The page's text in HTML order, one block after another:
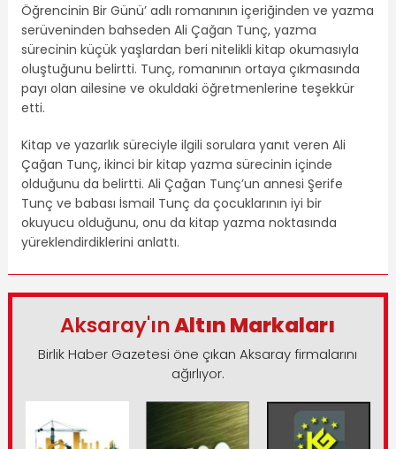
Öğrencinin Bir Günü’ adlı romanının içeriğinden ve yazma
serüveninden bahseden Ali Çağan Tunç, yazma
sürecinin küçük yaşlardan beri nitelikli kitap okumasıyla
oluştuğunu belirtti. Tunç, romanının ortaya çıkmasında
payı olan ailesine ve okuldaki öğretmenlerine teşekkür
etti.
Kitap ve yazarlık süreciyle ilgili sorulara yanıt veren Ali
Çağan Tunç, ikinci bir kitap yazma sürecinin içinde
olduğunu da belirtti. Ali Çağan Tunç’un annesi Şerife
Tunç ve babası İsmail Tunç da çocuklarının iyi bir
okuyucu olduğunu, onu da kitap yazma noktasında
yüreklendirdiklerini anlattı.
Aksaray'ınAltın Markaları
Birlik Haber Gazetesi öne çıkan Aksaray firmalarını
ağırlıyor.